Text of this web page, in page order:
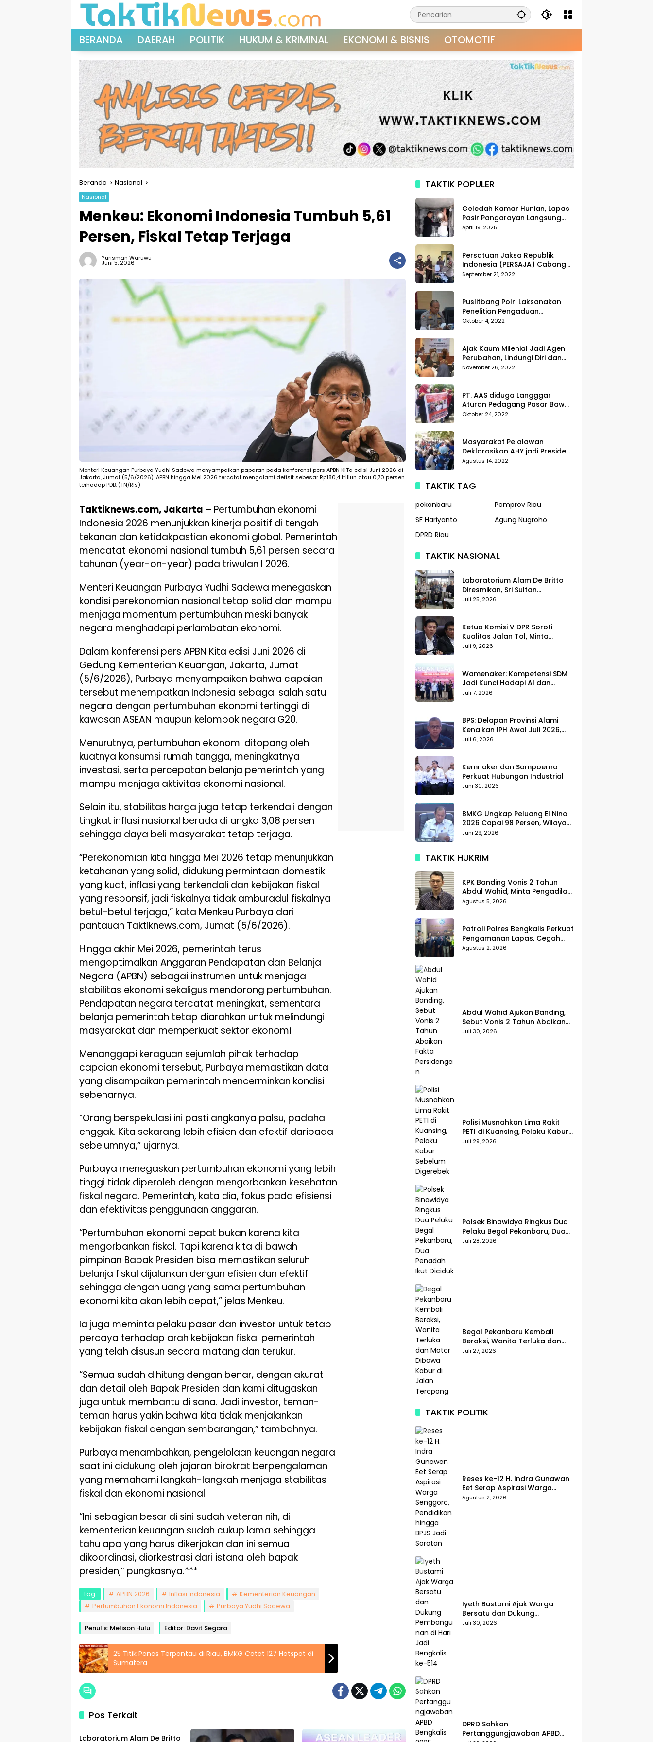
BERANDA DAERAH POLITIK HUKUM & KRIMINAL EKONOMI & BISNIS OTOMOTIF
Beranda Nasional
Nasional
Menkeu: Ekonomi Indonesia Tumbuh 5,61
Persen, Fiskal Tetap Terjaga
Yurisman Waruwu
Juni 5, 2026
Menteri Keuangan Purbaya Yudhi Sadewa menyampaikan paparan pada konferensi pers APBN KiTa edisi Juni 2026 di
Jakarta, Jumat (5/6/2026). APBN hingga Mei 2026 tercatat mengalami defisit sebesar Rp180,4 triliun atau 0,70 persen
terhadap PDB. (TN/Rls)
Taktiknews.com, Jakarta – Pertumbuhan ekonomi
Indonesia 2026 menunjukkan kinerja positif di tengah
tekanan dan ketidakpastian ekonomi global. Pemerintah
mencatat ekonomi nasional tumbuh 5,61 persen secara
tahunan (year-on-year) pada triwulan I 2026.
Menteri Keuangan Purbaya Yudhi Sadewa menegaskan
kondisi perekonomian nasional tetap solid dan mampu
menjaga momentum pertumbuhan meski banyak
negara menghadapi perlambatan ekonomi.
Dalam konferensi pers APBN Kita edisi Juni 2026 di
Gedung Kementerian Keuangan, Jakarta, Jumat
(5/6/2026), Purbaya menyampaikan bahwa capaian
tersebut menempatkan Indonesia sebagai salah satu
negara dengan pertumbuhan ekonomi tertinggi di
kawasan ASEAN maupun kelompok negara G20.
Menurutnya, pertumbuhan ekonomi ditopang oleh
kuatnya konsumsi rumah tangga, meningkatnya
investasi, serta percepatan belanja pemerintah yang
mampu menjaga aktivitas ekonomi nasional.
Selain itu, stabilitas harga juga tetap terkendali dengan
tingkat inflasi nasional berada di angka 3,08 persen
sehingga daya beli masyarakat tetap terjaga.
“Perekonomian kita hingga Mei 2026 tetap menunjukkan
ketahanan yang solid, didukung permintaan domestik
yang kuat, inflasi yang terkendali dan kebijakan fiskal
yang responsif, jadi fiskalnya tidak amburadul fiskalnya
betul-betul terjaga,” kata Menkeu Purbaya dari
pantauan Taktiknews.com, Jumat (5/6/2026).
Hingga akhir Mei 2026, pemerintah terus
mengoptimalkan Anggaran Pendapatan dan Belanja
Negara (APBN) sebagai instrumen untuk menjaga
stabilitas ekonomi sekaligus mendorong pertumbuhan.
Pendapatan negara tercatat meningkat, sementara
belanja pemerintah tetap diarahkan untuk melindungi
masyarakat dan memperkuat sektor ekonomi.
Menanggapi keraguan sejumlah pihak terhadap
capaian ekonomi tersebut, Purbaya memastikan data
yang disampaikan pemerintah mencerminkan kondisi
sebenarnya.
“Orang berspekulasi ini pasti angkanya palsu, padahal
enggak. Kita sekarang lebih efisien dan efektif daripada
sebelumnya,” ujarnya.
Purbaya menegaskan pertumbuhan ekonomi yang lebih
tinggi tidak diperoleh dengan mengorbankan kesehatan
fiskal negara. Pemerintah, kata dia, fokus pada efisiensi
dan efektivitas penggunaan anggaran.
“Pertumbuhan ekonomi cepat bukan karena kita
mengorbankan fiskal. Tapi karena kita di bawah
pimpinan Bapak Presiden bisa memastikan seluruh
belanja fiskal dijalankan dengan efisien dan efektif
sehingga dengan uang yang sama pertumbuhan
ekonomi kita akan lebih cepat,” jelas Menkeu.
Ia juga meminta pelaku pasar dan investor untuk tetap
percaya terhadap arah kebijakan fiskal pemerintah
yang telah disusun secara matang dan terukur.
“Semua sudah dihitung dengan benar, dengan akurat
dan detail oleh Bapak Presiden dan kami ditugaskan
juga untuk membantu di sana. Jadi investor, teman-
teman harus yakin bahwa kita tidak menjalankan
kebijakan fiskal dengan sembarangan,” tambahnya.
Purbaya menambahkan, pengelolaan keuangan negara
saat ini didukung oleh jajaran birokrat berpengalaman
yang memahami langkah-langkah menjaga stabilitas
fiskal dan ekonomi nasional.
“Ini sebagian besar di sini sudah veteran nih, di
kementerian keuangan sudah cukup lama sehingga
tahu apa yang harus dikerjakan dan ini semua
dikoordinasi, diorkestrasi dari istana oleh bapak
presiden,” pungkasnya.***
Tag: APBN 2026 Inflasi Indonesia
Kementerian Keuangan
Pertumbuhan Ekonomi Indonesia
Purbaya Yudhi Sadewa
Penulis: Melison Hulu Editor: Davit Segara
25 Titik Panas Terpantau di Riau, BMKG Catat 127 Hotspot di
Sumatera
Pos Terkait
Nasional
Laboratorium Alam De Britto
TAKTIK POPULER
Geledah Kamar Hunian, Lapas
Pasir Pangarayan Langsung
Musnahkan Hasil Temuan
April 19, 2025
Persatuan Jaksa Republik
Indonesia (PERSAJA) Cabang
Kejaksaan Negeri Tanggamus
September 21, 2022
Puslitbang Polri Laksanakan
Penelitian Pengaduan
Masyarakat (Dumas) Guna
Oktober 4, 2022
Ajak Kaum Milenial Jadi Agen
Perubahan, Lindungi Diri dan
Sekitar dari Kekerasan
November 26, 2022
PT. AAS diduga Langggar
Aturan Pedagang Pasar Bawah
Geruduk Kantor DPRD
Oktober 24, 2022
Masyarakat Pelalawan
Deklarasikan AHY jadi Presiden
dalam Gerak Jalan Santai
Agustus 14, 2022
TAKTIK TAG
pekanbaru
Pemprov Riau
SF Hariyanto
Agung Nugroho
DPRD Riau
TAKTIK NASIONAL
Laboratorium Alam De Britto
Diresmikan, Sri Sultan
Tegaskan Pendidikan Harus
Juli 25, 2026
Ketua Komisi V DPR Soroti
Kualitas Jalan Tol, Minta
Standar Pelayanan Diperketat
Juli 9, 2026
Wamenaker: Kompetensi SDM
Jadi Kunci Hadapi AI dan
Transformasi Dunia Kerja
Juli 7, 2026
BPS: Delapan Provinsi Alami
Kenaikan IPH Awal Juli 2026,
Cabai Merah dan Beras Jadi
Juli 6, 2026
Kemnaker dan Sampoerna
Perkuat Hubungan Industrial
Juni 30, 2026
BMKG Ungkap Peluang El Nino
2026 Capai 98 Persen, Wilayah
Selatan Indonesia Paling
Juni 29, 2026
TAKTIK HUKRIM
KPK Banding Vonis 2 Tahun
Abdul Wahid, Minta Pengadilan
Tinggi Uji Kembali Putusan
Agustus 5, 2026
Patroli Polres Bengkalis Perkuat
Pengamanan Lapas, Cegah
Gangguan Kamtib Sejak Dini
Agustus 2, 2026
Abdul Wahid Ajukan Banding,
Sebut Vonis 2 Tahun Abaikan
Fakta Persidangan
Juli 30, 2026
Polisi Musnahkan Lima Rakit
PETI di Kuansing, Pelaku Kabur
Sebelum Digerebek
Juli 29, 2026
Polsek Binawidya Ringkus Dua
Pelaku Begal Pekanbaru, Dua
Penadah Ikut Diciduk
Juli 28, 2026
Begal Pekanbaru Kembali
Beraksi, Wanita Terluka dan
Motor Dibawa Kabur di Jalan
Juli 27, 2026
TAKTIK POLITIK
Reses ke-12 H. Indra Gunawan
Eet Serap Aspirasi Warga
Senggoro, Pendidikan hingga
Agustus 2, 2026
Iyeth Bustami Ajak Warga
Bersatu dan Dukung
Pembangunan di Hari Jadi
Juli 30, 2026
DPRD Sahkan
Pertanggungjawaban APBD